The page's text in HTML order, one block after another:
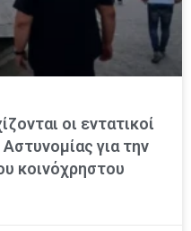
οι εντατικοί
για την
κοινόχρηστου